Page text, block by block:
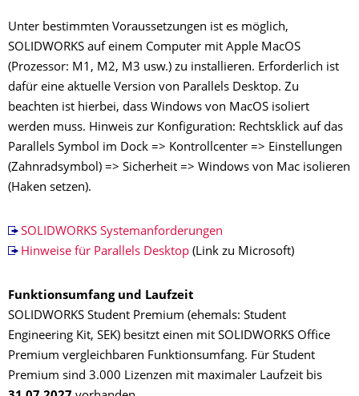
Unter bestimmten Voraussetzungen ist es möglich,
SOLIDWORKS auf einem Computer mit Apple MacOS
(Prozessor: M1, M2, M3 usw.) zu installieren. Erforderlich ist
dafür eine aktuelle Version von Parallels Desktop. Zu
beachten ist hierbei, dass Windows von MacOS isoliert
werden muss. Hinweis zur Konfiguration: Rechtsklick auf das
Parallels Symbol im Dock => Kontrollcenter => Einstellungen
(Zahnradsymbol) => Sicherheit => Windows von Mac isolieren
(Haken setzen).
SOLIDWORKS Systemanforderungen
Hinweise für Parallels Desktop(Link zu Microsoft)
Funktionsumfang und Laufzeit
SOLIDWORKS Student Premium (ehemals: Student
Engineering Kit, SEK) besitzt einen mit SOLIDWORKS Office
Premium vergleichbaren Funktionsumfang. Für Student
Premium sind 3.000 Lizenzen mit maximaler Laufzeit bis